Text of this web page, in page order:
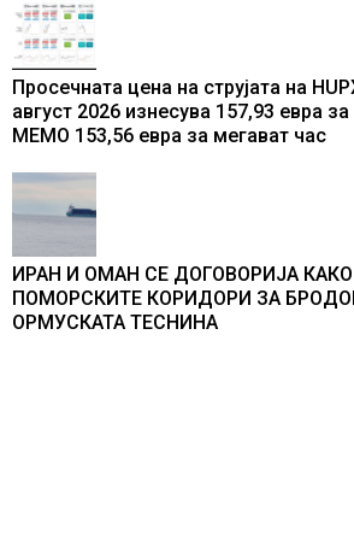
Просечната цена на струјата на
август 2026 изнесува 157,93 евра
МЕМО 153,56 евра за мегават час
ИРАН И ОМАН СЕ ДОГОВОРИЈА
ПОМОРСКИТЕ КОРИДОРИ ЗА
ОРМУСКАТА ТЕСНИНА